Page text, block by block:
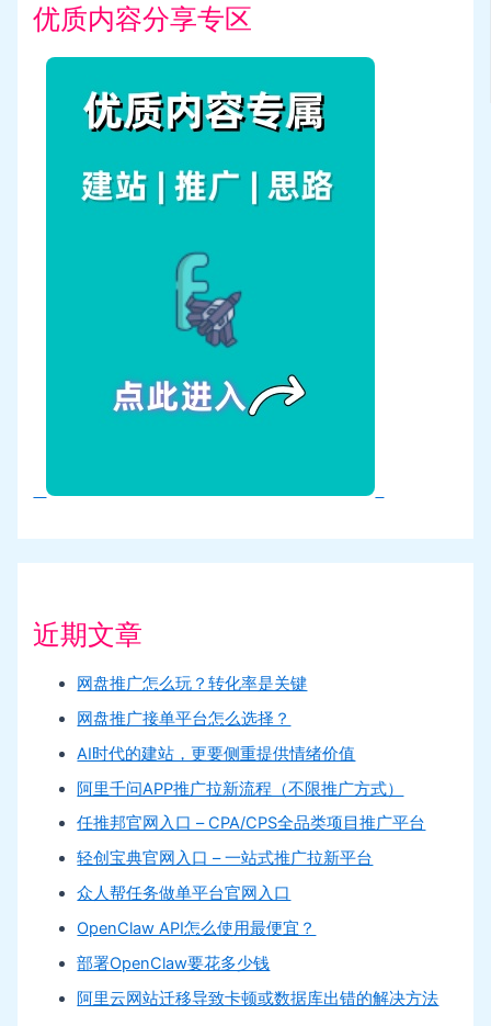
优质内容分享专区
近期文章
网盘推广怎么玩？转化率是关键
网盘推广接单平台怎么选择？
AI时代的建站，更要侧重提供情绪价值
阿里千问APP推广拉新流程（不限推广方式）
任推邦官网入口 – CPA/CPS全品类项目推广平台
轻创宝典官网入口 – 一站式推广拉新平台
众人帮任务做单平台官网入口
OpenClaw API怎么使用最便宜？
部署OpenClaw要花多少钱
阿里云网站迁移导致卡顿或数据库出错的解决方法